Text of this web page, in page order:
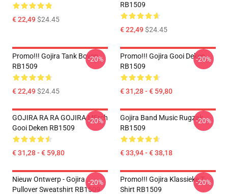
€ 22,49$24.45
RB1509
€ 22,49$24.45
Promo!!! Gojira Tank Boven
RB1509
€ 22,49$24.45
-20%
Promo!!! Gojira Gooi Deken
RB1509
€ 31,28 - € 59,80
-20%
GOJIRA RA RA GOJIRA MErch
Gooi Deken RB1509
€ 31,28 - € 59,80
-20%
Gojira Band Music Rugzak
RB1509
€ 33,94 - € 38,18
-20%
Nieuw Ontwerp - Gojira .
Pullover Sweatshirt RB1509
-20%
Promo!!! Gojira Klassieke T-
Shirt RB1509
-20%